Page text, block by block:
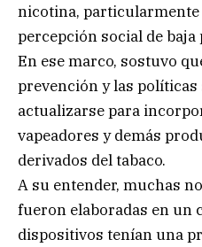
nicotina,
percepción social de baja
En ese marco, sostuvo
prevención y las
actualizarse para
vapeadores y demás
derivados del tabaco.
A su entender, muchas
fueron elaboradas en un
dispositivos tenían una